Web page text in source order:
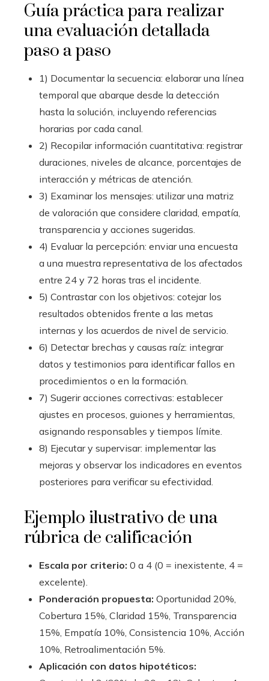
Guía práctica para realizar
una evaluación detallada
paso a paso
1) Documentar la secuencia: elaborar una línea
temporal que abarque desde la detección
hasta la solución, incluyendo referencias
horarias por cada canal.
2) Recopilar información cuantitativa: registrar
duraciones, niveles de alcance, porcentajes de
interacción y métricas de atención.
3) Examinar los mensajes: utilizar una matriz
de valoración que considere claridad, empatía,
transparencia y acciones sugeridas.
4) Evaluar la percepción: enviar una encuesta
a una muestra representativa de los afectados
entre 24 y 72 horas tras el incidente.
5) Contrastar con los objetivos: cotejar los
resultados obtenidos frente a las metas
internas y los acuerdos de nivel de servicio.
6) Detectar brechas y causas raíz: integrar
datos y testimonios para identificar fallos en
procedimientos o en la formación.
7) Sugerir acciones correctivas: establecer
ajustes en procesos, guiones y herramientas,
asignando responsables y tiempos límite.
8) Ejecutar y supervisar: implementar las
mejoras y observar los indicadores en eventos
posteriores para verificar su efectividad.
Ejemplo ilustrativo de una
rúbrica de calificación
Escala por criterio: 0 a 4 (0 = inexistente, 4 =
excelente).
Ponderación propuesta: Oportunidad 20%,
Cobertura 15%, Claridad 15%, Transparencia
15%, Empatía 10%, Consistencia 10%, Acción
10%, Retroalimentación 5%.
Aplicación con datos hipotéticos: